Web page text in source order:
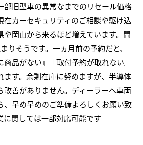
部旧型車の異常なまでのリセール価格
在カーセキュリティのご相談や駆け込
や岡山から来るほど増えています。間
りそうです。一ヵ月前の予約だと、
商品がない』『取付予約が取れない』
ます。余剰在庫に努めますが、半導体
改善がありません。ディーラーへ車両
、早め早めのご準備よろしくお願い致
関しては一部対応可能です